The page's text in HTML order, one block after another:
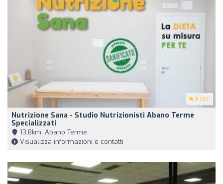
5 (88)
Nutrizione Sana - Studio Nutrizionisti Abano Terme
Specializzati
13,8km, Abano Terme
Visualizza informazioni e contatti